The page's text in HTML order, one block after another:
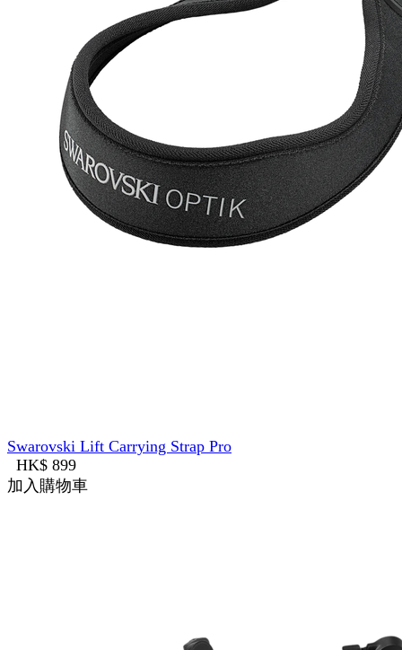
Swarovski Lift Carrying Strap Pro
HK$ 899
加入購物車